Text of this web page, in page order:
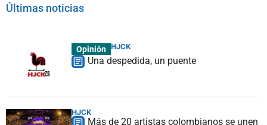
Últimas noticias
Opinión HJCK
Una despedida, un puente
HJCK
Más de 20 artistas colombianos se unen